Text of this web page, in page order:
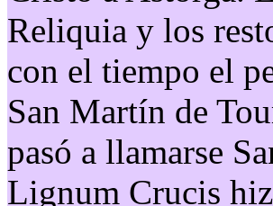
Reliquia y los
con el tiempo el
San Martín de
pasó a llamarse
Lignum Crucis